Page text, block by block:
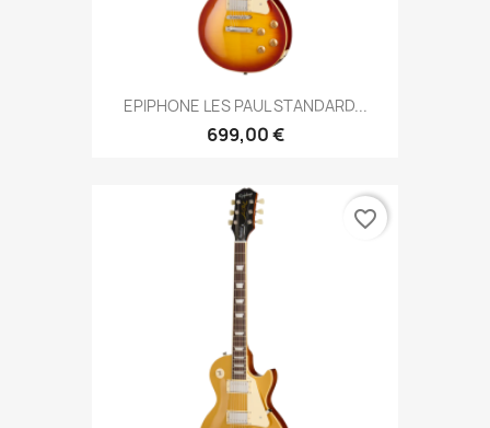
EPIPHONE LES PAUL STANDARD...
699,00 €
favorite_border